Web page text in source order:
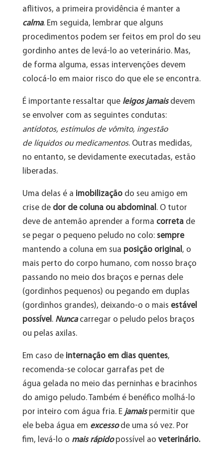
aflitivos, a primeira providência é manter a
calma. Em seguida, lembrar que alguns
procedimentos podem ser feitos em prol do seu
gordinho antes de levá-lo ao veterinário. Mas,
de forma alguma, essas intervenções devem
colocá-lo em maior risco do que ele se encontra.
É importante ressaltar que leigos jamaisdevem
se envolver com as seguintes condutas:
antídotos, estímulos de vômito, ingestão
de líquidos ou medicamentos. Outras medidas,
no entanto, se devidamente executadas, estão
liberadas.
Uma delas é a imobilizaçãodo seu amigo em
crise de dor de coluna ou abdominal . O tutor
deve de antemão aprender a forma corretade
se pegar o pequeno peludo no colo: sempre
mantendo a coluna em sua posição original , o
mais perto do corpo humano, com nosso braço
passando no meio dos braços e pernas dele
(gordinhos pequenos) ou pegando em duplas
(gordinhos grandes), deixando-o o mais estável
possível . Nuncacarregar o peludo pelos braços
ou pelas axilas.
Em caso de internação em dias quentes,
recomenda-se colocar garrafas pet de
água gelada no meio das perninhas e bracinhos
do amigo peludo. Também é benéfico molhá-lo
por inteiro com água fria. E jamaispermitir que
ele beba água em excessode uma só vez. Por
fim, levá-lo o mais rápidopossível ao veterinário.